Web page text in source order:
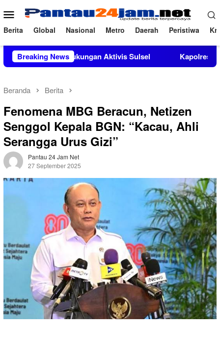
ke
konten
Menu
Mobile
Berita Global Nasional Metro Daerah Peristiwa
Breaking News
Dukungan Aktivis Sulsel Kapolres Polewali
Beranda Berita
Fenomena MBG Beracun, Netizen
Senggol Kepala BGN: “Kacau, Ahli
Serangga Urus Gizi”
Pantau 24 Jam Net
27 September 2025